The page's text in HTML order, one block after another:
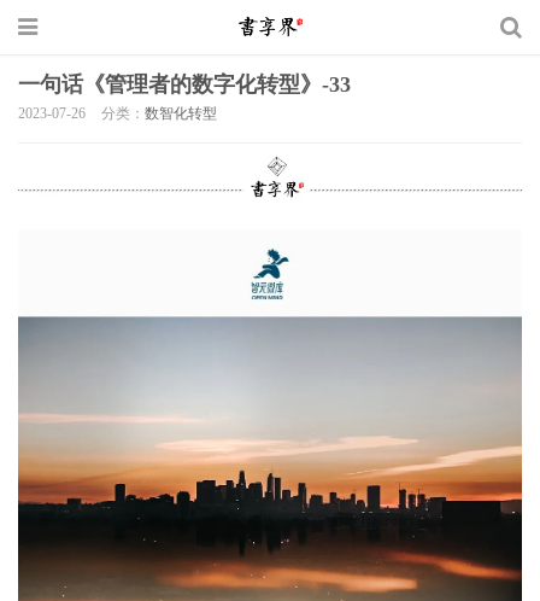
一句话《管理者的数字化转型》-33
2023-07-26 分类： 数智化转型